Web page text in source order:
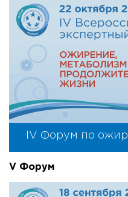
IV Форум по
V Форум